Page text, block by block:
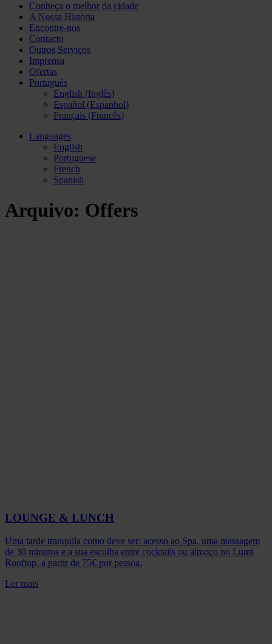
Conheça o melhor da cidade
A Nossa História
Encontre-nos
Contacto
Outros Serviços
Imprensa
Ofertas
Português
English (Inglês)
Español (Espanhol)
Français (Francês)
Languages
English
Portuguese
French
Spanish
Arquivo: Offers
LOUNGE & LUNCH
Uma tarde tranquila como deve ser: acesso ao Spa, uma massagem
de 30 minutos e a sua escolha entre cocktails ou almoço no Lumi
Rooftop, a partir de 75€ por pessoa.
Ler mais